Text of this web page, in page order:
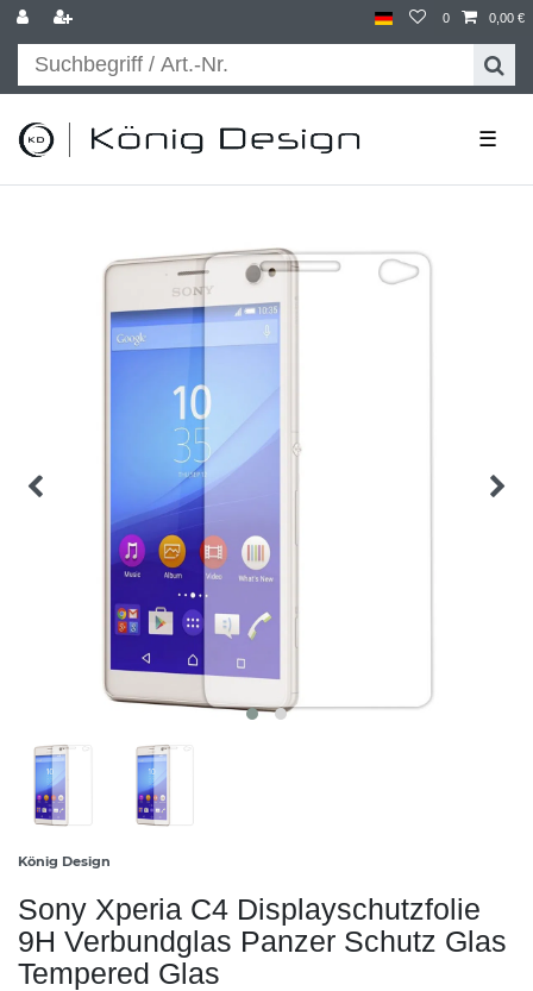
0 0,00 €
☰
König Design
Sony Xperia C4 Displayschutzfolie
9H Verbundglas Panzer Schutz Glas
Tempered Glas